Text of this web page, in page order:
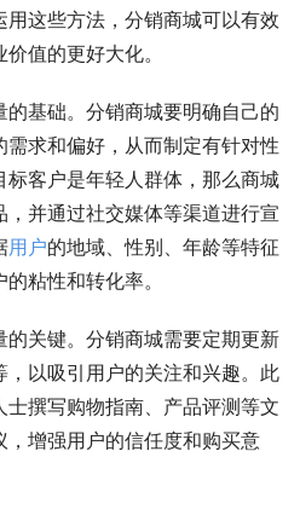
这些方法，分销商城可以有效
价值的更好大化。
基础。分销商城要明确自己的
求和偏好，从而制定有针对性
客户是年轻人群体，那么商城
并通过社交媒体等渠道进行宣
用户的地域、性别、年龄等特征
粘性和转化率。
关键。分销商城需要定期更新
以吸引用户的关注和兴趣。此
撰写购物指南、产品评测等文
增强用户的信任度和购买意